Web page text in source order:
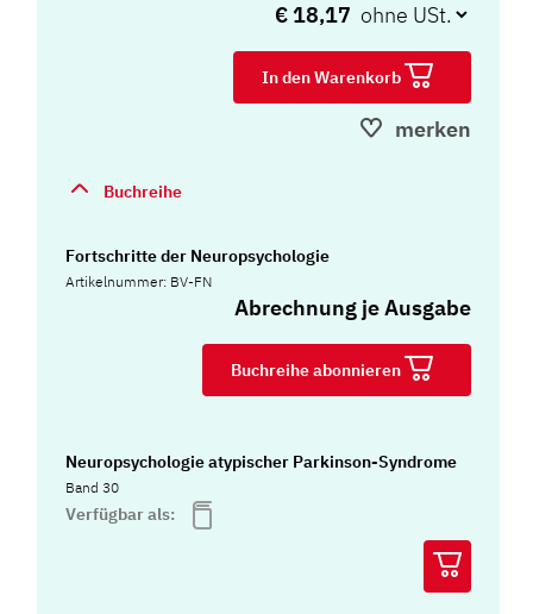
€ 18,17
In den Warenkorb
merken
Buchreihe
Fortschritte der Neuropsychologie
Artikelnummer: BV-FN
Abrechnung je Ausgabe
Buchreihe abonnieren
Neuropsychologie atypischer Parkinson-Syndrome
Band 30
Verfügbar als: